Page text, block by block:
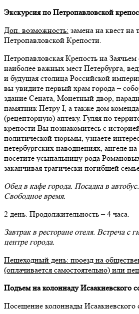
Экскурсия по Петропавловской
Доп. возможность: замена на квест на
Петропавловской Крепости.
Петропавловская Крепость на Заячьем
наиболее важных мест Петербурга,
и будущая столица Российской
вы увидите первый храм города –
здание Сената, Монетный двор,
памятник Петру I, а также дом
(рецепторную) аптеку. Гуляя по
крепости Вы познакомитесь с
политической тюрьмы, узнаете
петербургских наводнениях, ангеле
посетите усыпальницу рода
заканчивая трагически погибшей
Обед в кафе города. Посадка в
Свободное время.
2 день. Продолжительность – 4 часа.
Завтрак в ресторане отеля. Встреча с
центре города.
Пешеходный день: проезд на
(оплачивается самостоятельно) или
Подъем на колоннаду Исаакиевского
Посещение колоннады Исаакиевского